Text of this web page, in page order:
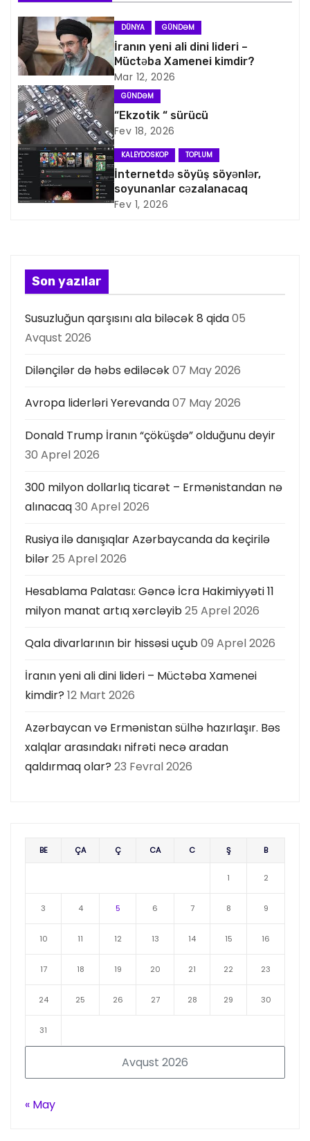
n
a
v
i
q
a
s
a
ı
DÜNYA GÜNDƏM
İranın yeni ali dini lideri –
Müctəba Xamenei kimdir?
Mar 12, 2026
GÜNDƏM
“Ekzotik “ sürücü
Fev 18, 2026
KALEYDOSKOP TOPLUM
İnternetdə söyüş söyənlər,
soyunanlar cəzalanacaq
Fev 1, 2026
Son yazılar
Susuzluğun qarşısını ala biləcək 8 qida05
Avqust 2026
Dilənçilər də həbs ediləcək07 May 2026
Avropa liderləri Yerevanda07 May 2026
Donald Trump İranın “çöküşdə” olduğunu deyir
30 Aprel 2026
300 milyon dollarlıq ticarət – Ermənistandan nə
alınacaq30 Aprel 2026
Rusiya ilə danışıqlar Azərbaycanda da keçirilə
bilər25 Aprel 2026
Hesablama Palatası: Gəncə İcra Hakimiyyəti 11
milyon manat artıq xərcləyib25 Aprel 2026
Qala divarlarının bir hissəsi uçub09 Aprel 2026
İranın yeni ali dini lideri – Müctəba Xamenei
kimdir? 12 Mart 2026
Azərbaycan və Ermənistan sülhə hazırlaşır. Bəs
xalqlar arasındakı nifrəti necə aradan
qaldırmaq olar? 23 Fevral 2026
Avqust 2026
BE ÇA Ç CA C Ş B
1 2
3 4 5 6 7 8 9
10 11 12 13 14 15 16
17 18 19 20 21 22 23
24 25 26 27 28 29 30
31
« May